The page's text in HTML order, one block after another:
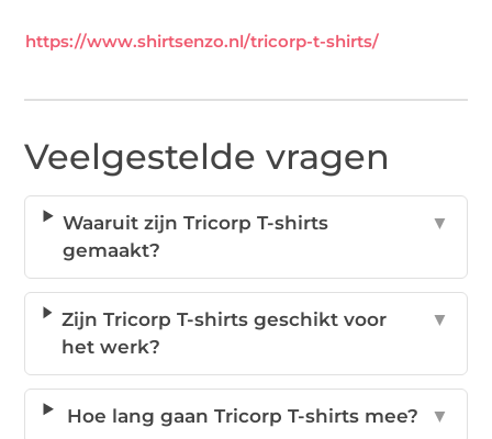
https://www.shirtsenzo.nl/tricorp-t-shirts/
Veelgestelde vragen
Waaruit zijn Tricorp T-shirts
gemaakt?
▼
Zijn Tricorp T-shirts geschikt voor
het werk?
▼
Hoe lang gaan Tricorp T-shirts mee? ▼